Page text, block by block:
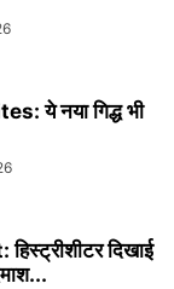
ये नया गिद्ध भी
दिखाई